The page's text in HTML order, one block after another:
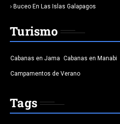
Buceo En Las Islas Galapagos
Turismo
Cabanas en Jama Cabanas en Manabi
Campamentos de Verano
Tags